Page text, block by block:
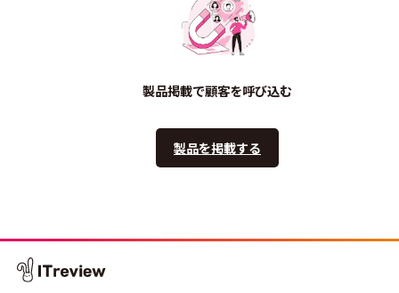
製品掲載で顧客を呼び込む
製品を掲載する